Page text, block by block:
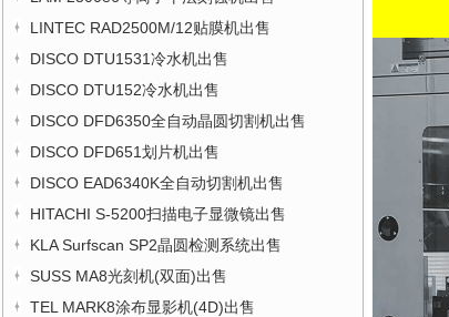
LINTEC RAD2500M/12贴膜机出售
DISCO DTU1531冷水机出售
DISCO DTU152冷水机出售
DISCO DFD6350全自动晶圆切割机出售
DISCO DFD651划片机出售
DISCO EAD6340K全自动切割机出售
HITACHI S-5200扫描电子显微镜出售
KLA Surfscan SP2晶圆检测系统出售
SUSS MA8光刻机(双面)出售
TEL MARK8涂布显影机(4D)出售